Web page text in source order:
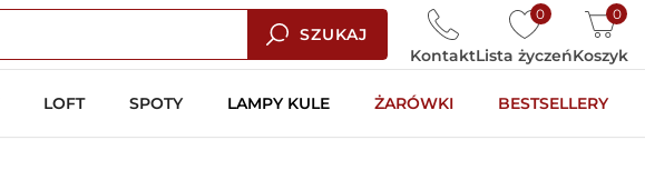
SZUKAJ
0
Lista życzeń
0
Koszyk
Kontakt
LOFT SPOTY LAMPY KULE ŻARÓWKI BESTSELLERY